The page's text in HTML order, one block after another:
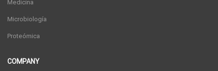
Medicina
Microbiología
Proteómica
COMPANY